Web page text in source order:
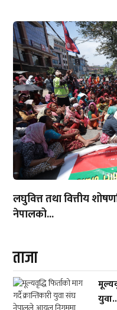
लघुवित्त तथा वित्तीय
नेपालको...
ताजा